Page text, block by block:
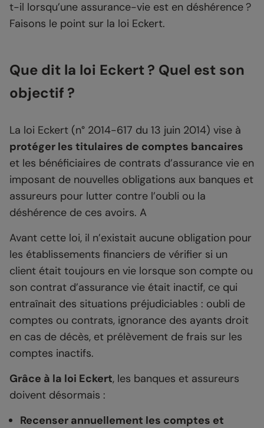
t-il lorsqu’une assurance-vie est en déshérence ?
Faisons le point sur la loi Eckert.
Que dit la loi Eckert ? Quel est son
objectif ?
La loi Eckert (n° 2014-617 du 13 juin 2014) vise à
protéger les titulaires de comptes bancaires
et les bénéficiaires de contrats d’assurance vie en
imposant de nouvelles obligations aux banques et
assureurs pour lutter contre l’oubli ou la
déshérence de ces avoirs. A
Avant cette loi, il n’existait aucune obligation pour
les établissements financiers de vérifier si un
client était toujours en vie lorsque son compte ou
son contrat d’assurance vie était inactif, ce qui
entraînait des situations préjudiciables : oubli de
comptes ou contrats, ignorance des ayants droit
en cas de décès, et prélèvement de frais sur les
comptes inactifs.
Grâce à la loi Eckert, les banques et assureurs
doivent désormais :
Recenser annuellement les comptes et